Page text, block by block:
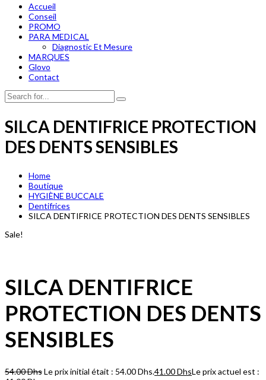
Accueil
Conseil
PROMO
PARA MEDICAL
Diagnostic Et Mesure
MARQUES
Glovo
Contact
SILCA DENTIFRICE PROTECTION
DES DENTS SENSIBLES
Home
Boutique
HYGIÈNE BUCCALE
Dentifrices
SILCA DENTIFRICE PROTECTION DES DENTS SENSIBLES
Sale!
SILCA DENTIFRICE
PROTECTION DES DENTS
SENSIBLES
54.00DhsLe prix initial était : 54.00 Dhs.41.00DhsLe prix actuel est :